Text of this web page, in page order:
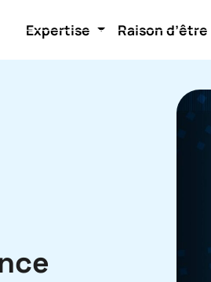
Expertise Raison d’être